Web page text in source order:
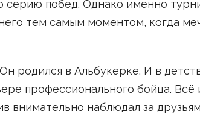
побед. Однако именно
тем самым моментом, когда
родился в Альбукерке. И в
профессионального бойца. Всё
внимательно наблюдал за